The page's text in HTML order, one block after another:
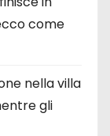
come
nella villa
gli